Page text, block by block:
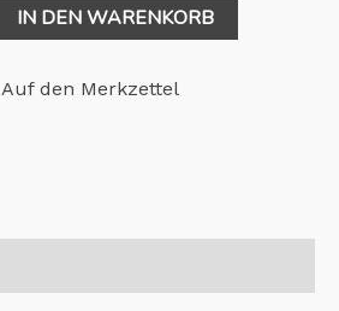
IN DEN WARENKORB
Auf den Merkzettel